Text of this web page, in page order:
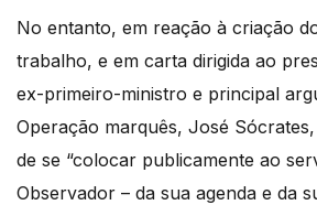
No entanto, em reação à criação
trabalho, e em carta dirigida ao
ex-primeiro-ministro e principal
Operação marquês, José
de se “colocar publicamente ao
Observador – da sua agenda e da